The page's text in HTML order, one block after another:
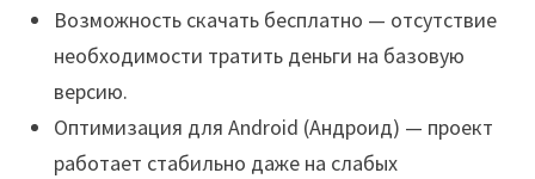
Возможность скачать бесплатно — отсутствие
необходимости тратить деньги на базовую
версию.
Оптимизация для Android (Андроид) — проект
работает стабильно даже на слабых